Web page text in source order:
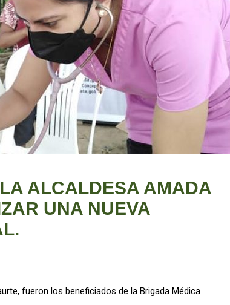
ALCALDESA AMADA
UNA NUEVA
fueron los beneficiados de la Brigada Médica